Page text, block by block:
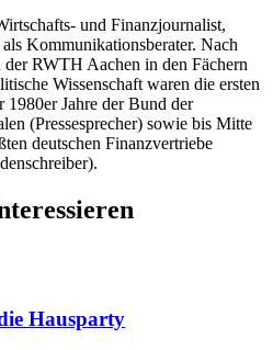
und Finanzjournalist,
Kommunikationsberater. Nach
RWTH Aachen in den Fächern
Wissenschaft waren die ersten
Jahre der Bund der
(Pressesprecher) sowie bis Mitte
deutschen Finanzvertriebe
Hausparty